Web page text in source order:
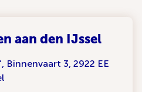
aan den IJssel
Binnenvaart 3, 2922 EE